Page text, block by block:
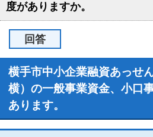
度がありますか。
回答
横手市中小企業融資あっせ
横）の一般事業資金、小口
あります。